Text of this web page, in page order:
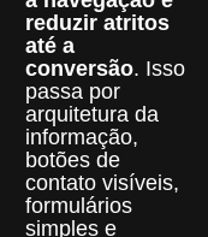
reduzir atritos
até a
conversão. Isso
passa por
arquitetura da
informação,
botões de
contato visíveis,
formulários
simples e